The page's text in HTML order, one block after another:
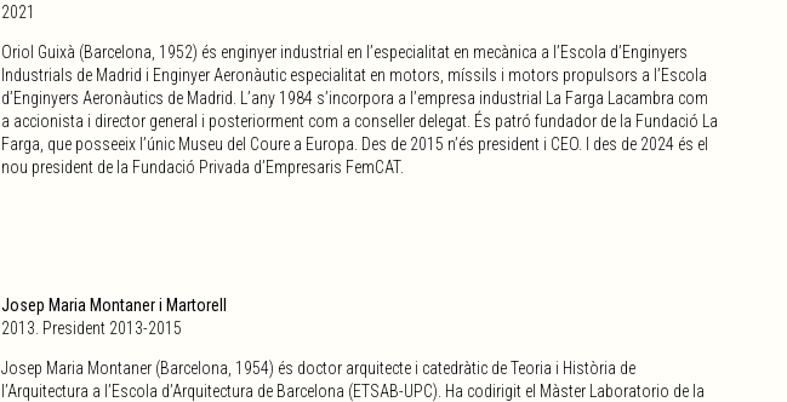
2021
Oriol Guixà (Barcelona, 1952) és enginyer industrial en l’especialitat en mecànica a l’Escola d’Enginyers
Industrials de Madrid i Enginyer Aeronàutic especialitat en motors, míssils i motors propulsors a l’Escola
d’Enginyers Aeronàutics de Madrid. L’any 1984 s’incorpora a l’empresa industrial La Farga Lacambra com
a accionista i director general i posteriorment com a conseller delegat. És patró fundador de la Fundació La
Farga, que posseeix l’únic Museu del Coure a Europa. Des de 2015 n’és president i CEO. I des de 2024 és el
nou president de la Fundació Privada d’Empresaris FemCAT.
Josep Maria Montaner i Martorell
2013. President 2013-2015
Josep Maria Montaner (Barcelona, 1954) és doctor arquitecte i catedràtic de Teoria i Història de
l’Arquitectura a l’Escola d’Arquitectura de Barcelona (ETSAB-UPC). Ha codirigit el Màster Laboratorio de la